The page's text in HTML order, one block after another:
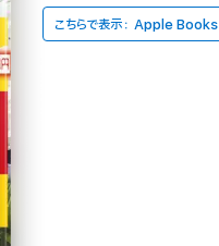
こちらで表示： Apple Books